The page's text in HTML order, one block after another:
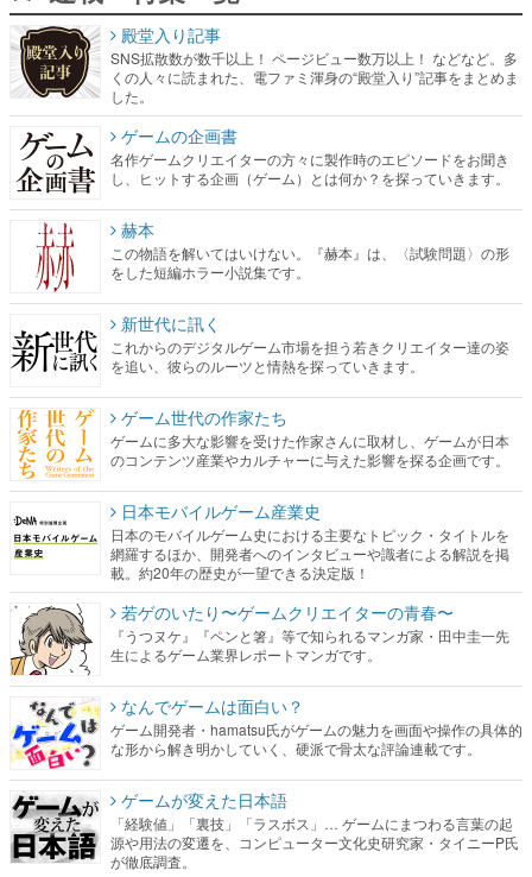
殿堂入り記事
SNS拡散数が数千以上！ ページビュー数万以上！ などなど。多
くの人々に読まれた、電ファミ渾身の“殿堂入り”記事をまとめま
した。
ゲームの企画書
名作ゲームクリエイターの方々に製作時のエピソードをお聞き
し、ヒットする企画（ゲーム）とは何か？を探っていきます。
赫本
この物語を解いてはいけない。『赫本』は、〈試験問題〉の形
をした短編ホラー小説集です。
新世代に訊く
これからのデジタルゲーム市場を担う若きクリエイター達の姿
を追い、彼らのルーツと情熱を探っていきます。
ゲーム世代の作家たち
ゲームに多大な影響を受けた作家さんに取材し、ゲームが日本
のコンテンツ産業やカルチャーに与えた影響を探る企画です。
日本モバイルゲーム産業史
日本のモバイルゲーム史における主要なトピック・タイトルを
網羅するほか、開発者へのインタビューや識者による解説を掲
載。約20年の歴史が一望できる決定版！
若ゲのいたり〜ゲームクリエイターの青春〜
『うつヌケ』『ペンと箸』等で知られるマンガ家・田中圭一先
生によるゲーム業界レポートマンガです。
なんでゲームは面白い？
ゲーム開発者・hamatsu氏がゲームの魅力を画面や操作の具体的
な形から解き明かしていく、硬派で骨太な評論連載です。
ゲームが変えた日本語
「経験値」「裏技」「ラスボス」… ゲームにまつわる言葉の起
源や用法の変遷を、コンピューター文化史研究家・タイニーP氏
が徹底調査。